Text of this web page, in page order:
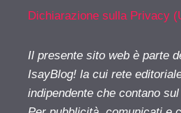
Dichiarazione sulla Privacy
Il presente sito web è parte
IsayBlog! la cui rete
indipendente che contano